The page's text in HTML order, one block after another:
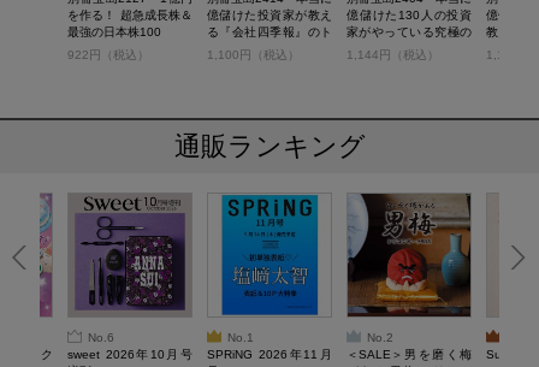
を作る！ 超急成長株＆
最強の日本株100
922円（税込）
億儲けた投資家が教え
る『会社四季報』のト
リセツ
1,100円（税込）
億儲けた130人の投資
家がやっている究極の
思考術
1,144円（税込）
億儲けた
教える
アベノミ
1,100円
通販ランキング
るスク
No.6
sweet 2026年10月号
No.1
SPRiNG 2026年11月
No.2
＜SALE＞男を磨く梅